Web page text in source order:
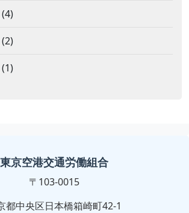
(4)
(2)
(1)
東京空港交通労働組合
〒103-0015
都中央区日本橋箱崎町42-1